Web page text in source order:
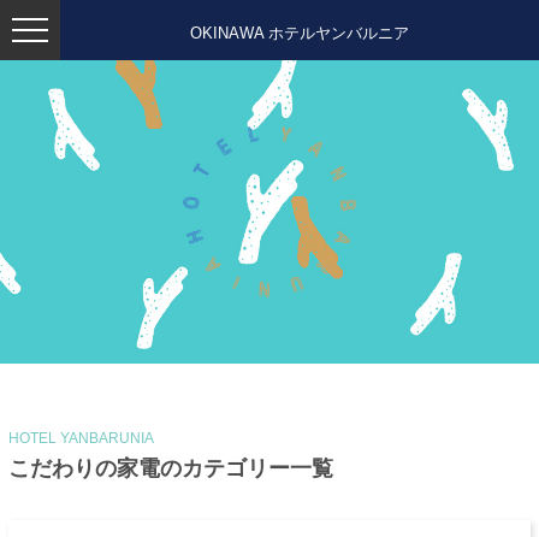
OKINAWA ホテルヤンバルニア
HOTEL YANBARUNIA
こだわりの家電のカテゴリー一覧